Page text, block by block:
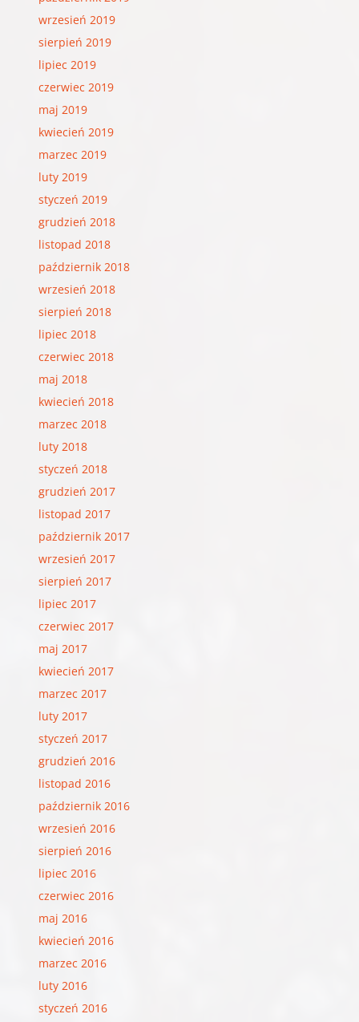
wrzesień 2019
sierpień 2019
lipiec 2019
czerwiec 2019
maj 2019
kwiecień 2019
marzec 2019
luty 2019
styczeń 2019
grudzień 2018
listopad 2018
październik 2018
wrzesień 2018
sierpień 2018
lipiec 2018
czerwiec 2018
maj 2018
kwiecień 2018
marzec 2018
luty 2018
styczeń 2018
grudzień 2017
listopad 2017
październik 2017
wrzesień 2017
sierpień 2017
lipiec 2017
czerwiec 2017
maj 2017
kwiecień 2017
marzec 2017
luty 2017
styczeń 2017
grudzień 2016
listopad 2016
październik 2016
wrzesień 2016
sierpień 2016
lipiec 2016
czerwiec 2016
maj 2016
kwiecień 2016
marzec 2016
luty 2016
styczeń 2016